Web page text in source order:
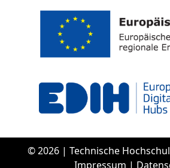
© 2026 | Technische
Impressum |